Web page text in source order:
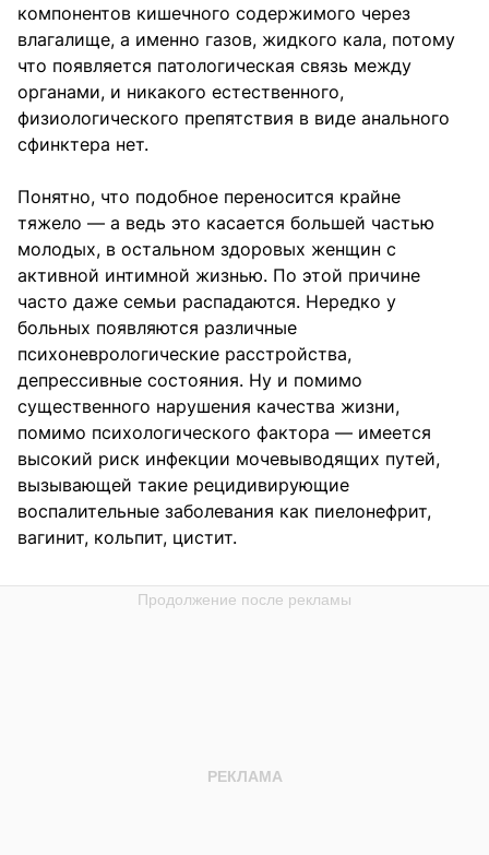
компонентов кишечного содержимого через
влагалище, а именно газов, жидкого кала, потому
что появляется патологическая связь между
органами, и никакого естественного,
физиологического препятствия в виде анального
сфинктера нет.
Понятно, что подобное переносится крайне
тяжело — а ведь это касается большей частью
молодых, в остальном здоровых женщин с
активной интимной жизнью. По этой причине
часто даже семьи распадаются. Нередко у
больных появляются различные
психоневрологические расстройства,
депрессивные состояния. Ну и помимо
существенного нарушения качества жизни,
помимо психологического фактора — имеется
высокий риск инфекции мочевыводящих путей,
вызывающей такие рецидивирующие
воспалительные заболевания как пиелонефрит,
вагинит, кольпит, цистит.